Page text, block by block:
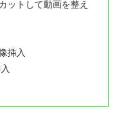
ットして動画を整え
挿入